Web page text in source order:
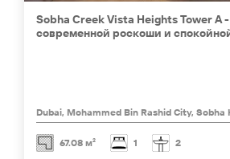
Sobha Creek Vista Heights Tower A
современной роскоши и
Dubai, Mohammed Bin Rashid City, Sobha
67.08 м² 1 2